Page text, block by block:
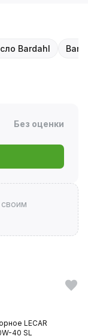
Bardahl
Без оценки
LECAR
40 SL